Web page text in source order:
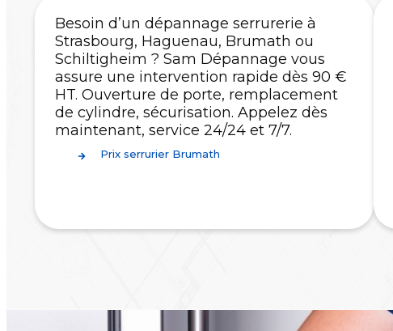
Besoin d’un dépannage serrurerie à
Strasbourg, Haguenau, Brumath ou
Schiltigheim ? Sam Dépannage vous
assure une intervention rapide dès 90 €
HT. Ouverture de porte, remplacement
de cylindre, sécurisation. Appelez dès
maintenant, service 24/24 et 7/7.
Prix serrurier Brumath